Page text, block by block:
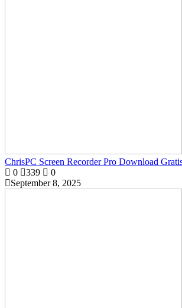
ChrisPC Screen Recorder Pro Download
0
339
0
September 8, 2025